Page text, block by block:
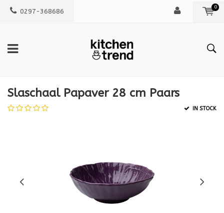
0297-368686
0
Slaschaal Papaver 28 cm Paars
IN STOCK